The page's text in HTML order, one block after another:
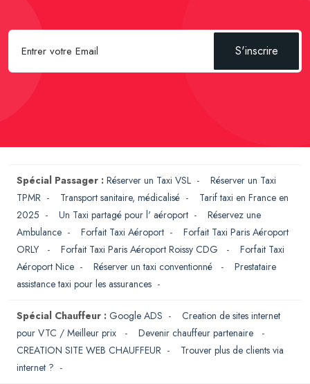
S'inscrire
Spécial Passager : Réserver un Taxi VSL - Réserver un Taxi
TPMR - Transport sanitaire, médicalisé - Tarif taxi en France en
2025 - Un Taxi partagé pour l' aéroport - Réservez une
Ambulance - Forfait Taxi Aéroport - Forfait Taxi Paris Aéroport
ORLY
- Forfait Taxi Paris Aéroport Roissy CDG - Forfait Taxi
Aéroport Nice - Réserver un taxi conventionné - Prestataire
assistance taxi pour les assurances -
Spécial Chauffeur : Google ADS - Creation de sites internet
pour VTC / Meilleur prix
- Devenir chauffeur partenaire
-
CREATION SITE WEB CHAUFFEUR - Trouver plus de clients via
internet ? -